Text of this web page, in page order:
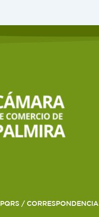
PQRS / CORRESPONDENCIA